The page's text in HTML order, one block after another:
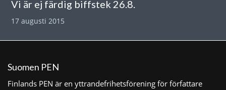
Vi är ej färdig biffstek 26.8.
17 augusti 2015
Suomen PEN
Finlands PEN är en yttrandefrihetsförening för författare